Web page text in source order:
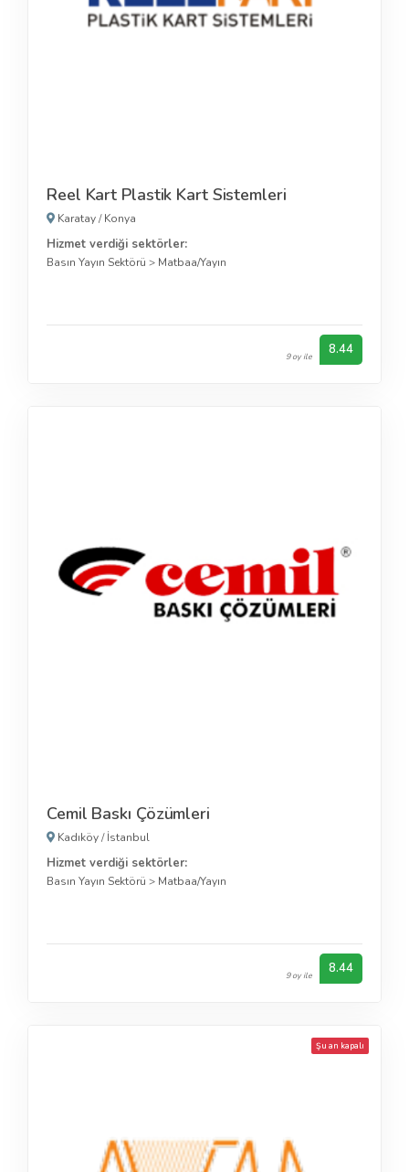
Reel Kart Plastik Kart Sistemleri
Karatay/Konya
Hizmet verdiği sektörler:
Basın Yayın Sektörü > Matbaa/Yayın
9 oy ile 8.44
Cemil Baskı Çözümleri
Kadıköy/İstanbul
Hizmet verdiği sektörler:
Basın Yayın Sektörü > Matbaa/Yayın
9 oy ile 8.44
Şu an kapalı